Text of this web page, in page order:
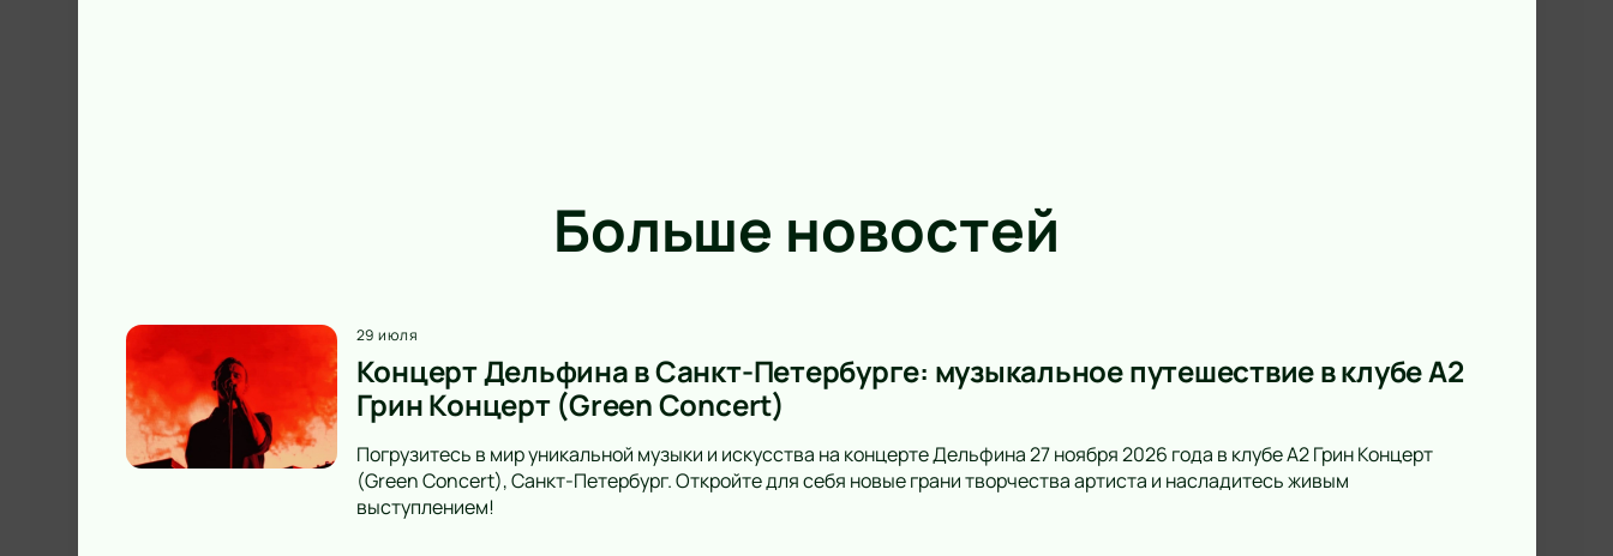
Больше новостей
29 июля
Концерт Дельфина в Санкт-Петербурге: музыкальное путешествие в клубе А2
Грин Концерт (Green Concert)
Погрузитесь в мир уникальной музыки и искусства на концерте Дельфина 27 ноября 2026 года в клубе А2 Грин Концерт
(Green Concert), Санкт-Петербург. Откройте для себя новые грани творчества артиста и насладитесь живым
выступлением!